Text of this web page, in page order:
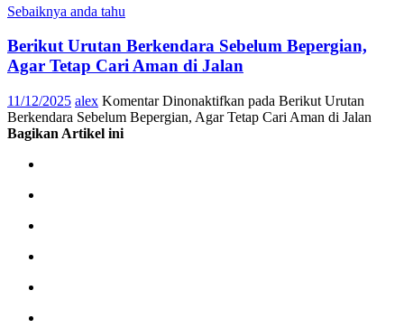
Sebaiknya anda tahu
Berikut Urutan Berkendara Sebelum Bepergian,
Agar Tetap Cari Aman di Jalan
11/12/2025 alex Komentar Dinonaktifkan pada Berikut Urutan
Berkendara Sebelum Bepergian, Agar Tetap Cari Aman di Jalan
Bagikan Artikel ini